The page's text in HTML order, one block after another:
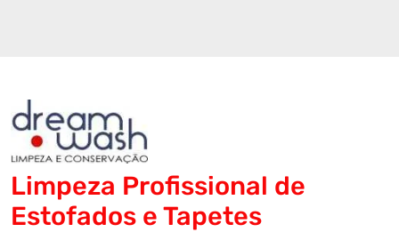
Limpeza Profissional de
Estofados e Tapetes